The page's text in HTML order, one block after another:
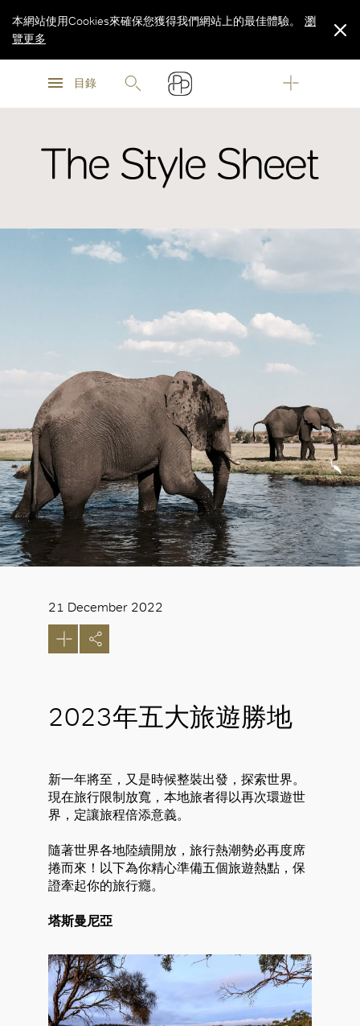
瀏
目錄
本網站使用Cookies來確保您獲得我們網站上的最佳體驗。
瀏
覽更多
The Style Sheet
21 December 2022
2023年五大旅遊勝地
新一年將至，又是時候整裝出發，探索世界。
現在旅行限制放寬，本地旅者得以再次環遊世
界，定讓旅程倍添意義。
隨著世界各地陸續開放，旅行熱潮勢必再度席
捲而來！以下為你精心準備五個旅遊熱點，保
證牽起你的旅行癮。
塔斯曼尼亞